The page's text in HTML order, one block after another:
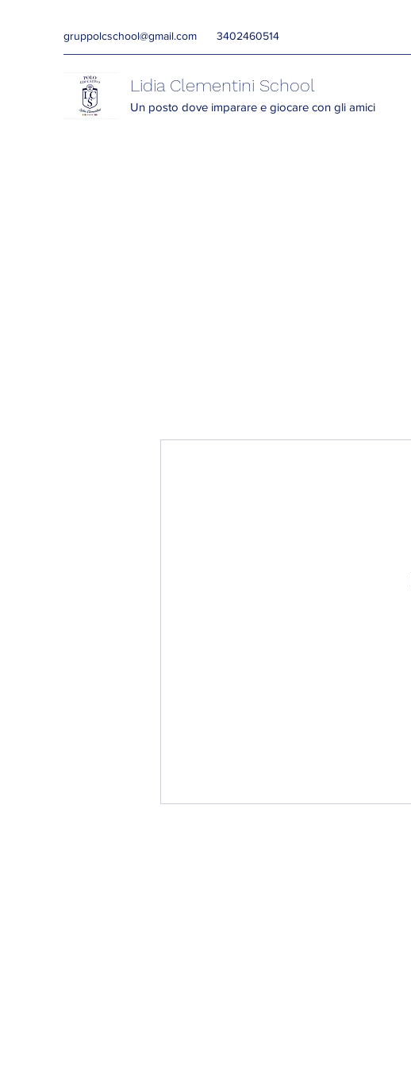
gruppolcschool@gmail.com 3402460514
Lidia Clementini School
Un posto dove imparare e giocare con gli amici